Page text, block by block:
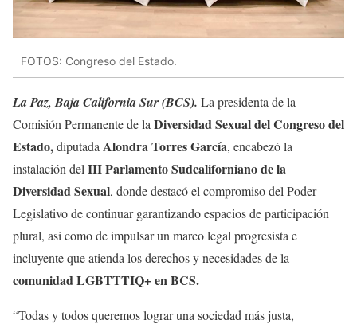
FOTOS: Congreso del Estado.
La Paz, Baja California Sur (BCS). La presidenta de la
Comisión Permanente de la Diversidad Sexual del Congreso del
Estado,diputada Alondra Torres García, encabezó la
instalación del III Parlamento Sudcaliforniano de la
Diversidad Sexual, donde destacó el compromiso del Poder
Legislativo de continuar garantizando espacios de participación
plural, así como de impulsar un marco legal progresista e
incluyente que atienda los derechos y necesidades de la
comunidad LGBTTTIQ+ en BCS.
“Todas y todos queremos lograr una sociedad más justa,